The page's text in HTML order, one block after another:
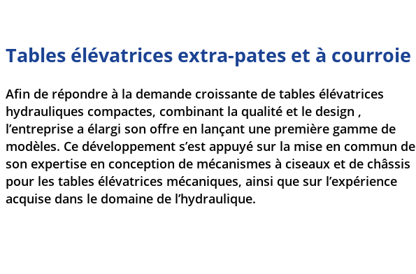
Tables élévatrices extra-pates et à courroie
Afin de répondre à la demande croissante de tables élévatrices
hydrauliques compactes, combinant la qualité et le design ,
l’entreprise a élargi son offre en lançant une première gamme de
modèles. Ce développement s’est appuyé sur la mise en commun de
son expertise en conception de mécanismes à ciseaux et de châssis
pour les tables élévatrices mécaniques, ainsi que sur l’expérience
acquise dans le domaine de l’hydraulique.